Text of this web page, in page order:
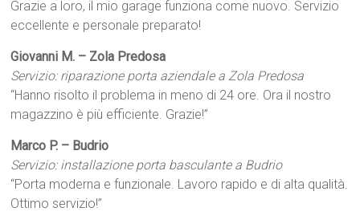
Grazie a loro, il mio garage funziona come nuovo. Servizio
eccellente e personale preparato!
Giovanni M. – Zola Predosa
Servizio: riparazione porta aziendale a Zola Predosa
“Hanno risolto il problema in meno di 24 ore. Ora il nostro
magazzino è più efficiente. Grazie!”
Marco P. – Budrio
Servizio: installazione porta basculante a Budrio
“Porta moderna e funzionale. Lavoro rapido e di alta qualità.
Ottimo servizio!”